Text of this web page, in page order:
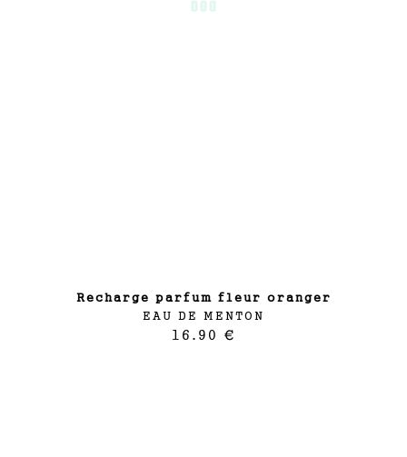
recharge parfum fleur oranger
EAU DE MENTON
16.90 €